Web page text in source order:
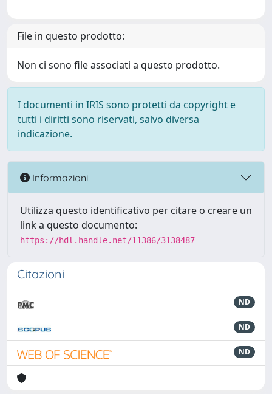
File in questo prodotto:
Non ci sono file associati a questo prodotto.
I documenti in IRIS sono protetti da copyright e
tutti i diritti sono riservati, salvo diversa
indicazione.
Informazioni
Utilizza questo identificativo per citare o creare un
link a questo documento:
https://hdl.handle.net/11386/3138487
Citazioni
ND
ND
ND